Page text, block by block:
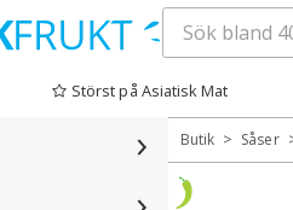
Störst på Asiatisk Mat
Butik > Såser